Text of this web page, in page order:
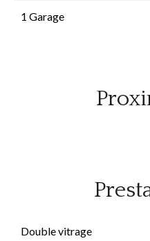
1 Garage
Double vitrage